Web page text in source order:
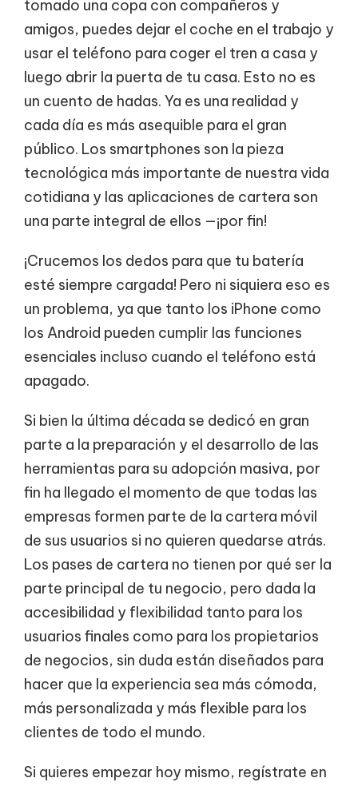
tomado una copa con compañeros y
amigos, puedes dejar el coche en el trabajo y
usar el teléfono para coger el tren a casa y
luego abrir la puerta de tu casa. Esto no es
un cuento de hadas. Ya es una realidad y
cada día es más asequible para el gran
público. Los smartphones son la pieza
tecnológica más importante de nuestra vida
cotidiana y las aplicaciones de cartera son
una parte integral de ellos —¡por fin!
¡Crucemos los dedos para que tu batería
esté siempre cargada! Pero ni siquiera eso es
un problema, ya que tanto los iPhone como
los Android pueden cumplir las funciones
esenciales incluso cuando el teléfono está
apagado.
Si bien la última década se dedicó en gran
parte a la preparación y el desarrollo de las
herramientas para su adopción masiva, por
fin ha llegado el momento de que todas las
empresas formen parte de la cartera móvil
de sus usuarios si no quieren quedarse atrás.
Los pases de cartera no tienen por qué ser la
parte principal de tu negocio, pero dada la
accesibilidad y flexibilidad tanto para los
usuarios finales como para los propietarios
de negocios, sin duda están diseñados para
hacer que la experiencia sea más cómoda,
más personalizada y más flexible para los
clientes de todo el mundo.
Si quieres empezar hoy mismo, regístrate en